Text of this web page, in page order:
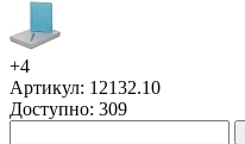
+4
Артикул: 12132.10
Доступно: 309